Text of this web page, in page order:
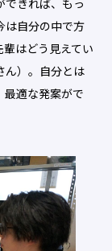
できれば、もっ
は自分の中で方
はどう見えてい
ん）。自分とは
最適な発案がで